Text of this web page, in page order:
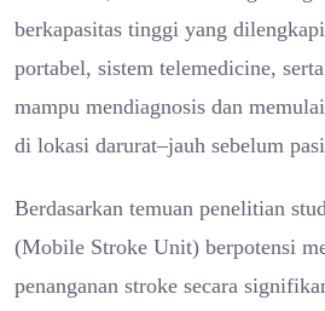
berkapasitas tinggi yang
portabel, sistem telemedicine,
mampu mendiagnosis dan
di lokasi darurat–jauh sebelum
Berdasarkan temuan penelitian
(Mobile Stroke Unit) berpotensi
penanganan stroke secara